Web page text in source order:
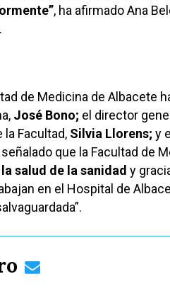
, ha afirmado Ana
de Medicina de Albacete
José Bono; el director
la Facultad, Silvia Llorens; y el
señalado que la Facultad de
salud de la sanidad y
en el Hospital de